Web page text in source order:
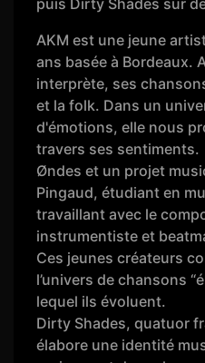
puis Dirty Shades sur
AKM est une jeune
ans basée à Bordeaux.
interprète, ses
et la folk. Dans un
d'émotions, elle nous
travers ses sentiments.
Øndes et un projet
Pingaud, étudiant en
travaillant avec le
instrumentiste et
Ces jeunes créateurs
l’univers de chansons
lequel ils évoluent.
Dirty Shades, quatuor
élabore une identité